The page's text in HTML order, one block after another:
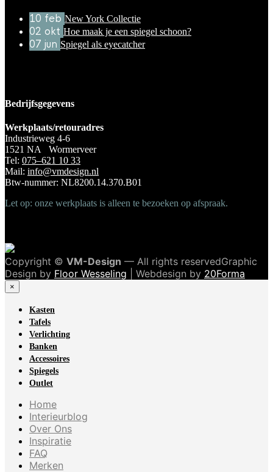
10 feb New York Collectie
02 okt Hoe maak je een spiegel schoon?
07 jun Spiegel als eyecatcher
Bedrijfsgegevens
Werkplaats/retouradres
Industrieweg 4-6
1521 NA Wormerveer
Tel: 075–621 10 33
Mail: info@vmdesign.nl
Btw-nummer: NL8200.14.370.B01
Let op: onze werkplaats is alleen te bezoeken op afspraak.
Copyright © VM-Design — All rights reservedGraphic
Design by Floor Wesseling | Webdesign by 20Forma
×
Kasten
Tafels
Verlichting
Banken
Accessoires
Spiegels
Outlet
Home
Interieurblog
Over Ons
Inspiratie
FAQ
Merken